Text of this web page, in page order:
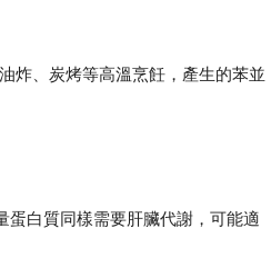
炸、炭烤等高溫烹飪，產生的苯並
白質同樣需要肝臟代謝，可能適